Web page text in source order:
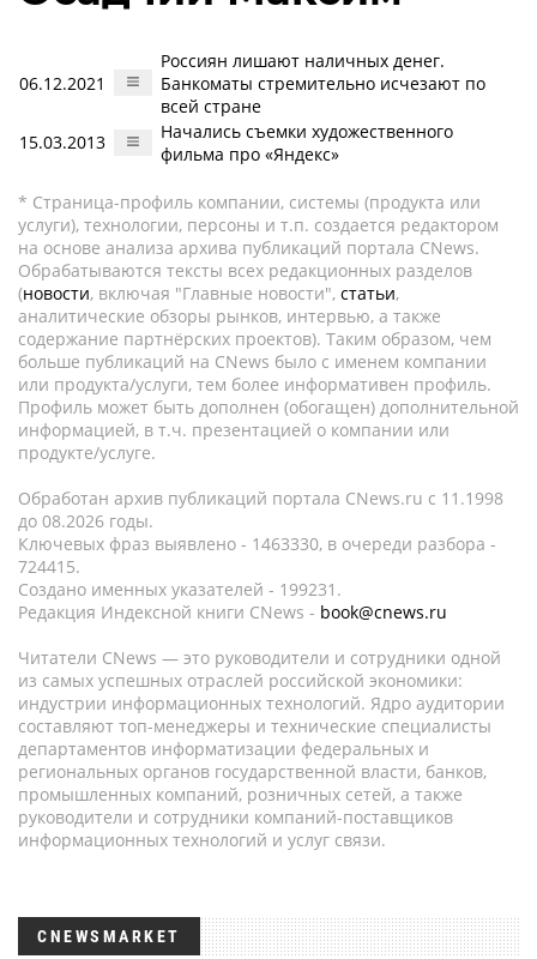
06.12.2021
Россиян лишают наличных денег.
Банкоматы стремительно исчезают по
всей стране
15.03.2013
Начались съемки художественного
фильма про «Яндекс»
* Страница-профиль компании, системы (продукта или
услуги), технологии, персоны и т.п. создается редактором
на основе анализа архива публикаций портала CNews.
Обрабатываются тексты всех редакционных разделов
(новости, включая "Главные новости", статьи,
аналитические обзоры рынков, интервью, а также
содержание партнёрских проектов). Таким образом, чем
больше публикаций на CNews было с именем компании
или продукта/услуги, тем более информативен профиль.
Профиль может быть дополнен (обогащен) дополнительной
информацией, в т.ч. презентацией о компании или
продукте/услуге.
Обработан архив публикаций портала CNews.ru c 11.1998
до 08.2026 годы.
Ключевых фраз выявлено - 1463330, в очереди разбора -
724415.
Создано именных указателей - 199231.
Редакция Индексной книги CNews - book@cnews.ru
Читатели CNews — это руководители и сотрудники одной
из самых успешных отраслей российской экономики:
индустрии информационных технологий. Ядро аудитории
составляют топ-менеджеры и технические специалисты
департаментов информатизации федеральных и
региональных органов государственной власти, банков,
промышленных компаний, розничных сетей, а также
руководители и сотрудники компаний-поставщиков
информационных технологий и услуг связи.
CNEWSMARKET